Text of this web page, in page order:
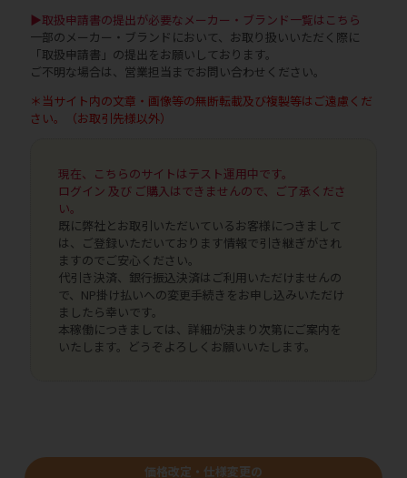
▶取扱申請書の提出が必要なメーカー・ブランド一覧はこちら
一部のメーカー・ブランドにおいて、お取り扱いいただく際に
「取扱申請書」の提出をお願いしております。
ご不明な場合は、営業担当までお問い合わせください。
＊当サイト内の文章・画像等の無断転載及び複製等はご遠慮くだ
さい。（お取引先様以外）
現在、こちらのサイトはテスト運用中です。
ログイン 及び ご購入はできませんので、ご了承くださ
い。
既に弊社とお取引いただいているお客様につきまして
は、ご登録いただいております情報で引き継ぎがされ
ますのでご安心ください。
代引き決済、銀行振込決済はご利用いただけませんの
で、NP掛け払いへの変更手続きをお申し込みいただけ
ましたら幸いです。
本稼働につきましては、詳細が決まり次第にご案内を
いたします。どうぞよろしくお願いいたします。
価格改定・仕様変更の